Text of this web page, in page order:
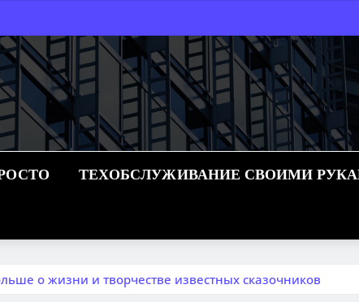
ТЕХОБСЛУЖИВАНИЕ СВОИМИ
о жизни и творчестве известных сказочников